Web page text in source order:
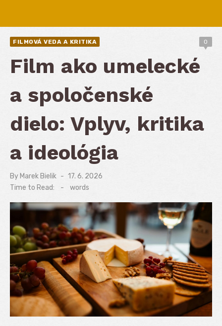
FILMOVÁ VEDA A KRITIKA 0
Film ako umelecké
a spoločenské
dielo: Vplyv, kritika
a ideológia
By Marek Bielik
Posted
on
17. 6. 2026
Time to Read:
- words